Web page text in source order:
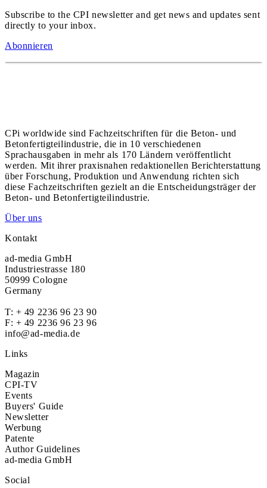
Subscribe to the CPI newsletter and get news and updates sent
directly to your inbox.
Abonnieren
CPi worldwide sind Fachzeitschriften für die Beton- und
Betonfertigteilindustrie, die in 10 verschiedenen
Sprachausgaben in mehr als 170 Ländern veröffentlicht
werden. Mit ihrer praxisnahen redaktionellen Berichterstattung
über Forschung, Produktion und Anwendung richten sich
diese Fachzeitschriften gezielt an die Entscheidungsträger der
Beton- und Betonfertigteilindustrie.
Über uns
Kontakt
ad-media GmbH
Industriestrasse 180
50999 Cologne
Germany
T: + 49 2236 96 23 90
F: + 49 2236 96 23 96
info@ad-media.de
Links
Magazin
CPI-TV
Events
Buyers' Guide
Newsletter
Werbung
Patente
Author Guidelines
ad-media GmbH
Social